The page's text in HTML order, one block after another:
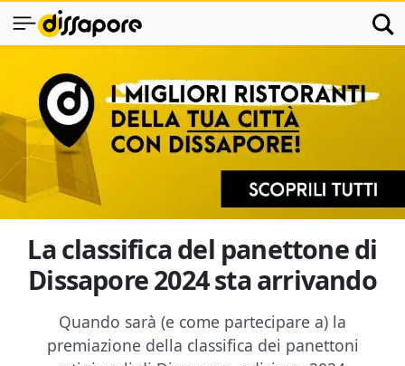
La classifica del panettone di
Dissapore 2024 sta arrivando
Quando sarà (e come partecipare a) la
premiazione della classifica dei panettoni